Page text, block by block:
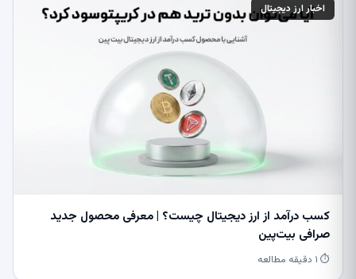
اخبار ارز دیجیتال
کسب درآمد از ارز دیجیتال چیست؟ | معرفی محصول جدید
صرافی بیت‌پین
⏱ ۱ دقیقه مطالعه